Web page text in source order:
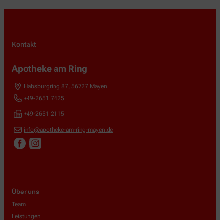
Kontakt
Apotheke am Ring
Habsburgring 87, 56727 Mayen
+49-2651 7425
+49-2651 2115
info@apotheke-am-ring-mayen.de
Über uns
Team
Leistungen